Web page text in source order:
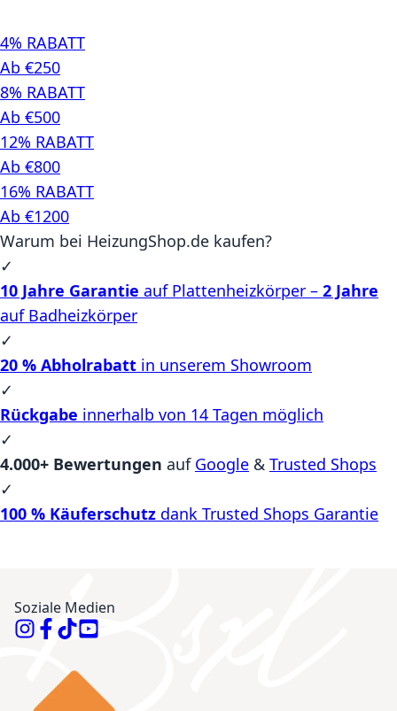
4% RABATT
Ab €250
8% RABATT
Ab €500
12% RABATT
Ab €800
16% RABATT
Ab €1200
Warum bei HeizungShop.de kaufen?
✓
10 Jahre Garantie auf Plattenheizkörper – 2 Jahre
auf Badheizkörper
✓
20 % Abholrabatt in unserem Showroom
✓
Rückgabe innerhalb von 14 Tagen möglich
✓
4.000+ Bewertungen auf Google & Trusted Shops
✓
100 % Käuferschutz dank Trusted Shops Garantie
Soziale Medien